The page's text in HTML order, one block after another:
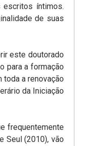
escritos íntimos.
de suas
este doutorado
para a formação
a renovação
da Iniciação
frequentemente
Seul (2010), vão